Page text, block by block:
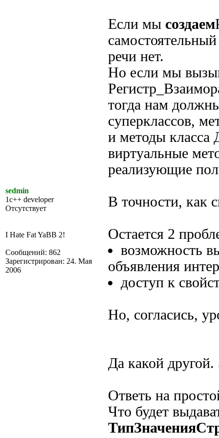
sedmin
1c++ developer
Отсутствует
I Hate Fat YaBB 2!
Сообщений: 862
Зарегистрирован: 24. Мая
2006
Если мы создаем
речи нет.
Но если мы
тогда нам
суперклассов,
и методы
виртуальные
реализующие
В точности, как
Остается 2
возможность
объявления
доступ к
Но, согласись,
Да какой
Ответь на
Что будет